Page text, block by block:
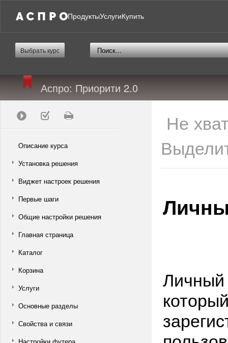
ПродуктыУслугиКупить
Выбрать курс
Аспро: Приорити 2.0
Описание курса
Установка решения
Виджет настроек решения
Первые шаги
Общие настройки решения
Главная страница
Каталог
Корзина
Услуги
Основные разделы
Свойства и связи
Не